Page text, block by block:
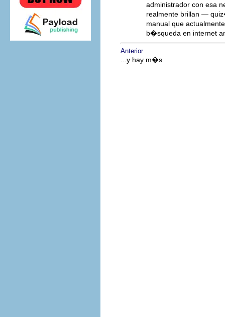
administrador con esa
realmente brillan —
manual que
b�squeda en internet
Anterior
...y hay m�s